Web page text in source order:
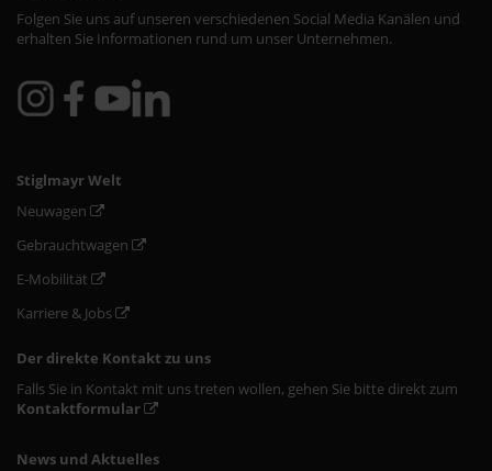
Folgen Sie uns auf unseren verschiedenen Social Media Kanälen und
erhalten Sie Informationen rund um unser Unternehmen.
Stiglmayr Welt
Neuwagen
Gebrauchtwagen
E-Mobilität
Karriere & Jobs
Der direkte Kontakt zu uns
Falls Sie in Kontakt mit uns treten wollen, gehen Sie bitte direkt zum
Kontaktformular
News und Aktuelles